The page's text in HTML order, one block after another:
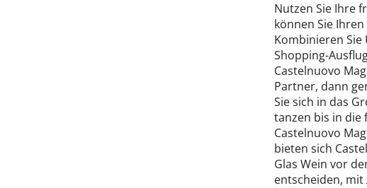
Nutzen Sie Ihre
können Sie
Kombinieren
Shopping-
Castelnuovo
Partner, dann
Sie sich in das
tanzen bis in die
Castelnuovo
bieten sich
Glas Wein vor
entscheiden, mit